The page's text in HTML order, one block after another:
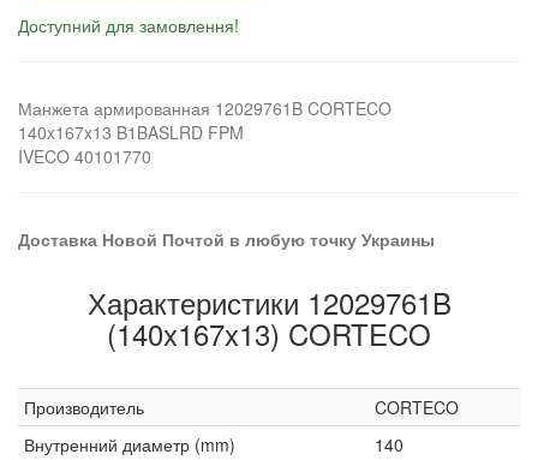
Доступний для замовлення!
Манжета армированная 12029761B CORTECO
140x167x13 B1BASLRD FPM
IVECO 40101770
Доставка Новой Почтой в любую точку Украины
Характеристики 12029761B
(140x167x13) CORTECO
Производитель
CORTECO
Внутренний диаметр (mm)
140